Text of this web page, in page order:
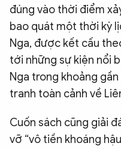
Chuyên đề
đúng vào thời điểm
bao quát một thời kỳ
Nga, được kết cấu
tới những sự kiện nổi
Nga trong khoảng
tranh toàn cảnh về
Cuốn sách cũng giải
vỡ “vô tiền khoáng